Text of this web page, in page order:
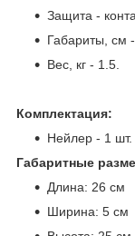
Защита -
Габариты, см
Вес, кг - 1.5.
Комплектация:
Нейлер - 1
Габаритные
Длина: 26 см
Ширина: 5 см